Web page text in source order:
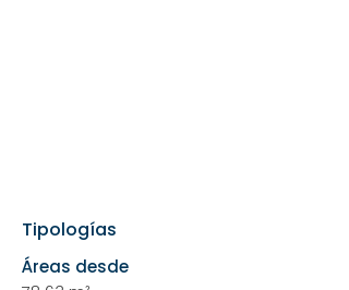
Tipologías
Áreas desde